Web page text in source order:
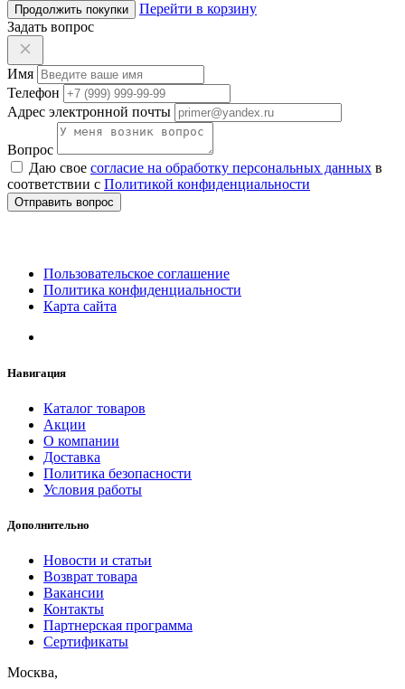
Продолжить покупки
Перейти в корзину
Задать вопрос
Имя
Телефон
Адрес электронной почты
Вопрос
Даю свое согласие на обработку персональных данных в
соответствии с Политикой конфиденциальности
Отправить вопрос
Пользовательское соглашение
Политика конфиденциальности
Карта сайта
Навигация
Каталог товаров
Акции
О компании
Доставка
Политика безопасности
Условия работы
Дополнительно
Новости и статьи
Возврат товара
Вакансии
Контакты
Партнерская программа
Сертификаты
Москва,